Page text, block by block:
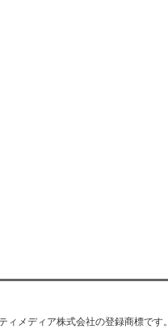
ィメディア株式会社の登録商標です。